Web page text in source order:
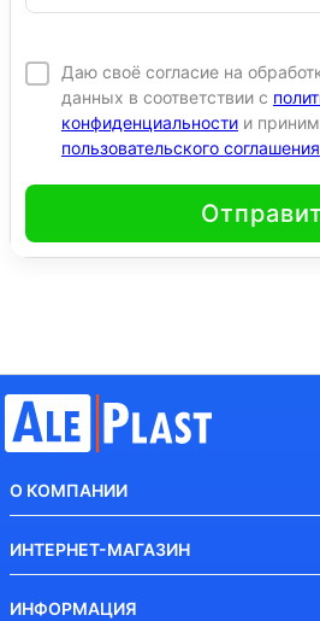
Даю своё согласие на
данных в соответствии с
конфиденциальности и
пользовательского соглашения
О КОМПАНИИ
ИНТЕРНЕТ-МАГАЗИН
ИНФОРМАЦИЯ